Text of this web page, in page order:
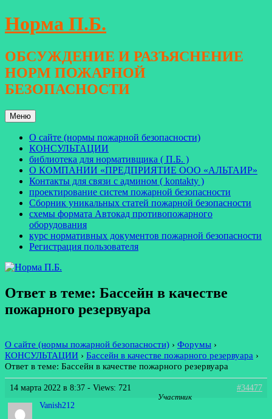
Перейти
к
Норма П.Б.
ОБСУЖДЕНИЕ И РАЗЪЯСНЕНИЕ
НОРМ ПОЖАРНОЙ
БЕЗОПАСНОСТИ
Меню
О сайте (нормы пожарной безопасности)
КОНСУЛЬТАЦИИ
библиотека для нормативщика ( П.Б. )
О КОМПАНИИ «ПРЕДПРИЯТИЕ ООО «АЛЬТАИР»
Контакты для связи с админом ( kontakty )
проектирование систем пожарной безопасности
Сборник уникальных статей пожарной безопасности
схемы формата Автокад противопожарного
оборудования
курс нормативных документов пожарной безопасности
Регистрация пользователя
Ответ в теме: Бассейн в качестве
пожарного резервуара
О сайте (нормы пожарной безопасности) › Форумы ›
КОНСУЛЬТАЦИИ › Бассейн в качестве пожарного резервуара ›
Ответ в теме: Бассейн в качестве пожарного резервуара
14 марта 2022 в 8:37 - Views: 721
#34477
Vanish212
Участник